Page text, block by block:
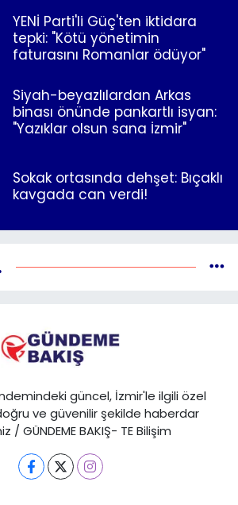
YENİ Parti'li Güç'ten iktidara
tepki: "Kötü yönetimin
faturasını Romanlar ödüyor"
Siyah-beyazlılardan Arkas
binası önünde pankartlı isyan:
"Yazıklar olsun sana İzmir"
Sokak ortasında dehşet: Bıçaklı
kavgada can verdi!
güncel, İzmir'le ilgili özel
ve güvenilir şekilde haberdar
/ GÜNDEME BAKIŞ- TE Bilişim